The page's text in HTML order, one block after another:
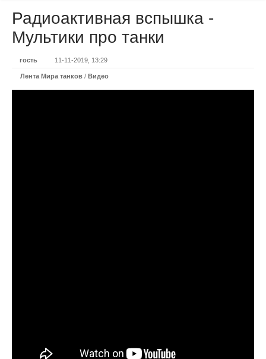
Радиоактивная вспышка -
Мультики про танки
гость 11-11-2019, 13:29
Лента Мира танков / Видео